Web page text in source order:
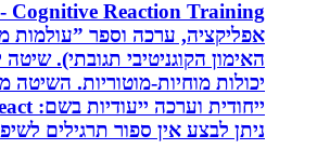
אפליקציה, ערכה וספר ”עולמות
האימון הקוגניטיבי תגובתי). שיטה
יכולות מוחיות-מוטוריות. השיטה
ניתן לבצע אין ספור תרגילים לשיפור